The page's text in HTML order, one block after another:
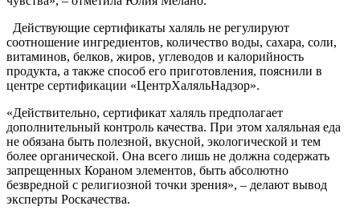
Действующие сертификаты халяль не регулируют
соотношение ингредиентов, количество воды, сахара, соли,
витаминов, белков, жиров, углеводов и калорийность
продукта, а также способ его приготовления, пояснили в
центре сертификации «ЦентрХаляльНадзор».
«Действительно, сертификат халяль предполагает
дополнительный контроль качества. При этом халяльная еда
не обязана быть полезной, вкусной, экологической и тем
более органической. Она всего лишь не должна содержать
запрещенных Кораном элементов, быть абсолютно
безвредной с религиозной точки зрения», – делают вывод
эксперты Роскачества.